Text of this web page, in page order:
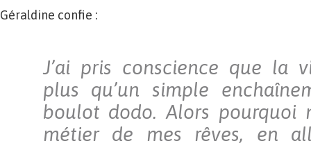
Géraldine confie :
J’ai pris conscience que la
plus qu’un simple
boulot dodo. Alors pourquoi
métier de mes rêves, en